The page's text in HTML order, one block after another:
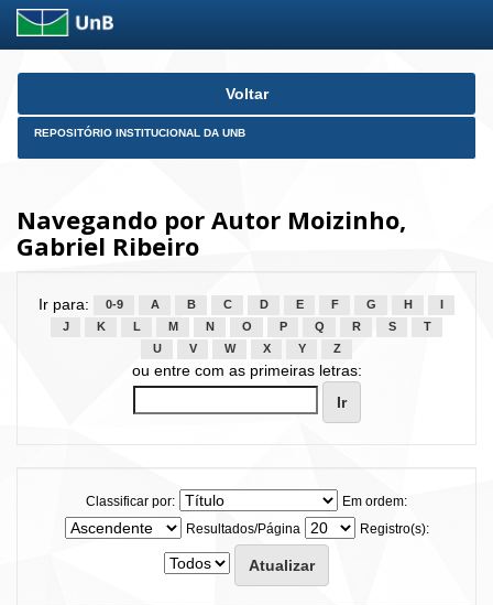
Skip
Voltar
REPOSITÓRIO INSTITUCIONAL DA UNB
Navegando por Autor Moizinho,
Gabriel Ribeiro
Ir para: 0-9 A B C D E F G H
J
K L M N O P Q R S
T
U
V W X Y Z
ou entre com as primeiras letras:
Classificar por:
Em ordem:
Resultados/Página
Registro(s):